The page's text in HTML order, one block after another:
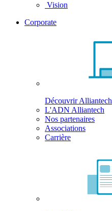
Vision
Corporate
Découvrir Alliantech
L'ADN Alliantech
Nos partenaires
Associations
Carrière